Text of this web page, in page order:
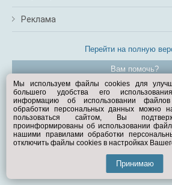
Реклама
Перейти на полную
Вам помочь?
© Exist.ru
Мы используем файлы cookies для
большего удобства его
информацию об использовании
обработки персональных данных можно
пользоваться сайтом, Вы
проинформированы об использовании
нашими правилами обработки
отключить файлы cookies в настройках
Принимаю